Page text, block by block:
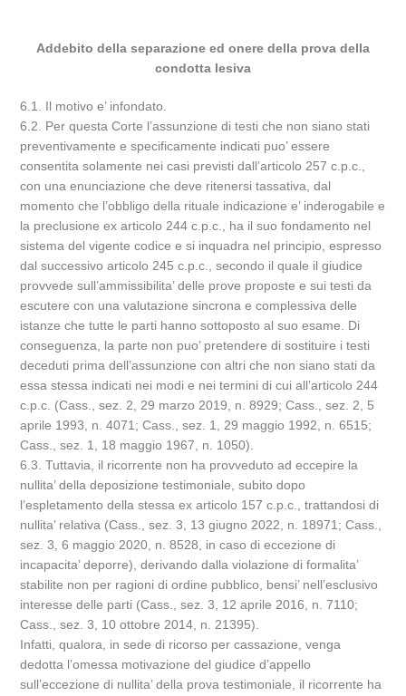
Addebito della separazione ed onere della prova della
condotta lesiva
6.1. Il motivo e’ infondato.
6.2. Per questa Corte l’assunzione di testi che non siano stati
preventivamente e specificamente indicati puo’ essere
consentita solamente nei casi previsti dall’articolo 257 c.p.c.,
con una enunciazione che deve ritenersi tassativa, dal
momento che l’obbligo della rituale indicazione e’ inderogabile e
la preclusione ex articolo 244 c.p.c., ha il suo fondamento nel
sistema del vigente codice e si inquadra nel principio, espresso
dal successivo articolo 245 c.p.c., secondo il quale il giudice
provvede sull’ammissibilita’ delle prove proposte e sui testi da
escutere con una valutazione sincrona e complessiva delle
istanze che tutte le parti hanno sottoposto al suo esame. Di
conseguenza, la parte non puo’ pretendere di sostituire i testi
deceduti prima dell’assunzione con altri che non siano stati da
essa stessa indicati nei modi e nei termini di cui all’articolo 244
c.p.c. (Cass., sez. 2, 29 marzo 2019, n. 8929; Cass., sez. 2, 5
aprile 1993, n. 4071; Cass., sez. 1, 29 maggio 1992, n. 6515;
Cass., sez. 1, 18 maggio 1967, n. 1050).
6.3. Tuttavia, il ricorrente non ha provveduto ad eccepire la
nullita’ della deposizione testimoniale, subito dopo
l’espletamento della stessa ex articolo 157 c.p.c., trattandosi di
nullita’ relativa (Cass., sez. 3, 13 giugno 2022, n. 18971; Cass.,
sez. 3, 6 maggio 2020, n. 8528, in caso di eccezione di
incapacita’ deporre), derivando dalla violazione di formalita’
stabilite non per ragioni di ordine pubblico, bensi’ nell’esclusivo
interesse delle parti (Cass., sez. 3, 12 aprile 2016, n. 7110;
Cass., sez. 3, 10 ottobre 2014, n. 21395).
Infatti, qualora, in sede di ricorso per cassazione, venga
dedotta l’omessa motivazione del giudice d’appello
sull’eccezione di nullita’ della prova testimoniale, il ricorrente ha